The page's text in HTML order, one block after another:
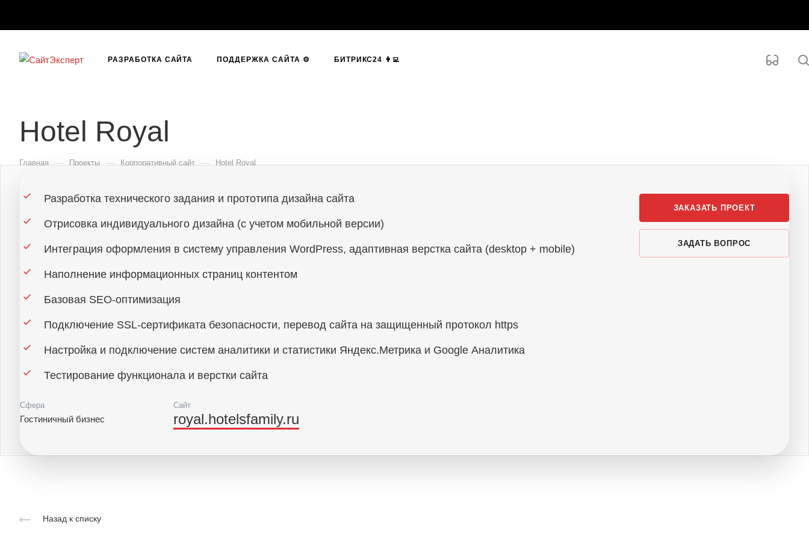
РАЗРАБОТКА САЙТА ПОДДЕРЖКА САЙТА ⚙️ БИТРИКС24 👩‍💻
Hotel Royal
Главная — Проекты — Корпоративный сайт — Hotel Royal
Разработка технического задания и прототипа дизайна сайта
Отрисовка индивидуального дизайна (с учетом мобильной версии)
Интеграция оформления в систему управления WordPress, адаптивная верстка сайта (desktop + mobile)
Наполнение информационных страниц контентом
Базовая SEO-оптимизация
Подключение SSL-сертификата безопасности, перевод сайта на защищенный протокол https
Настройка и подключение систем аналитики и статистики Яндекс.Метрика и Google Аналитика
Тестирование функционала и верстки сайта
Сфера
Гостиничный бизнес
Сайт
royal.hotelsfamily.ru
ЗАКАЗАТЬ ПРОЕКТ
ЗАДАТЬ ВОПРОС
Назад к списку